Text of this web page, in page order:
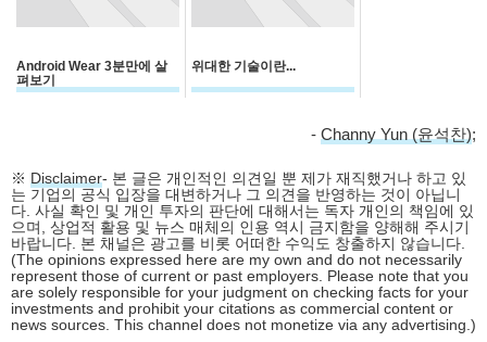
Android Wear 3분만에 살
펴보기
위대한 기술이란...
- Channy Yun (윤석찬);
※ Disclaimer- 본 글은 개인적인 의견일 뿐 제가 재직했거나 하고 있
는 기업의 공식 입장을 대변하거나 그 의견을 반영하는 것이 아닙니
다. 사실 확인 및 개인 투자의 판단에 대해서는 독자 개인의 책임에 있
으며, 상업적 활용 및 뉴스 매체의 인용 역시 금지함을 양해해 주시기
바랍니다. 본 채널은 광고를 비롯 어떠한 수익도 창출하지 않습니다.
(The opinions expressed here are my own and do not necessarily
represent those of current or past employers. Please note that you
are solely responsible for your judgment on checking facts for your
investments and prohibit your citations as commercial content or
news sources. This channel does not monetize via any advertising.)